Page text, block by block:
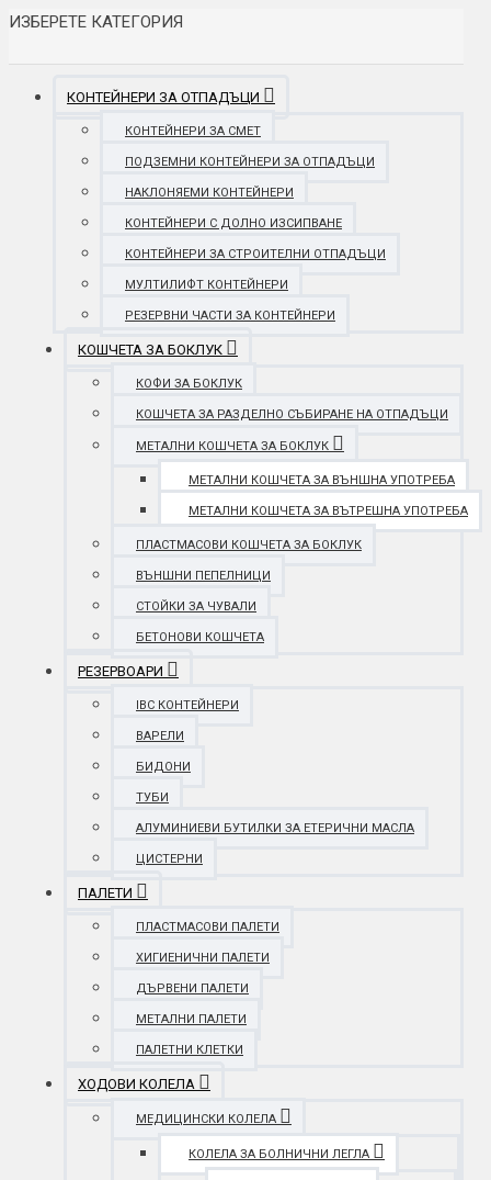
ИЗБЕРЕТЕ КАТЕГОРИЯ
КОНТЕЙНЕРИ ЗА ОТПАДЪЦИ
КОНТЕЙНЕРИ ЗА СМЕТ
ПОДЗЕМНИ КОНТЕЙНЕРИ ЗА ОТПАДЪЦИ
НАКЛОНЯЕМИ КОНТЕЙНЕРИ
КОНТЕЙНЕРИ С ДОЛНО ИЗСИПВАНЕ
КОНТЕЙНЕРИ ЗА СТРОИТЕЛНИ ОТПАДЪЦИ
МУЛТИЛИФТ КОНТЕЙНЕРИ
РЕЗЕРВНИ ЧАСТИ ЗА КОНТЕЙНЕРИ
КОШЧЕТА ЗА БОКЛУК
КОФИ ЗА БОКЛУК
КОШЧЕТА ЗА РАЗДЕЛНО СЪБИРАНЕ НА ОТПАДЪЦИ
МЕТАЛНИ КОШЧЕТА ЗА БОКЛУК
МЕТАЛНИ КОШЧЕТА ЗА ВЪНШНА УПОТРЕБА
МЕТАЛНИ КОШЧЕТА ЗА ВЪТРЕШНА УПОТРЕБА
ПЛАСТМАСОВИ КОШЧЕТА ЗА БОКЛУК
ВЪНШНИ ПЕПЕЛНИЦИ
СТОЙКИ ЗА ЧУВАЛИ
БЕТОНОВИ КОШЧЕТА
РЕЗЕРВОАРИ
IBC КОНТЕЙНЕРИ
ВАРЕЛИ
БИДОНИ
ТУБИ
АЛУМИНИЕВИ БУТИЛКИ ЗА ЕТЕРИЧНИ МАСЛА
ЦИСТЕРНИ
ПАЛЕТИ
ПЛАСТМАСОВИ ПАЛЕТИ
ХИГИЕНИЧНИ ПАЛЕТИ
ДЪРВЕНИ ПАЛЕТИ
МЕТАЛНИ ПАЛЕТИ
ПАЛЕТНИ КЛЕТКИ
ХОДОВИ КОЛЕЛА
МЕДИЦИНСКИ КОЛЕЛА
КОЛЕЛА ЗА БОЛНИЧНИ ЛЕГЛА